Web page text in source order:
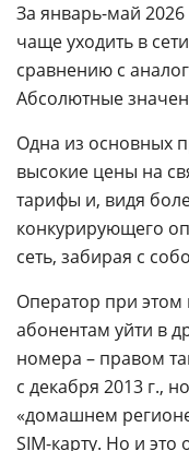
За январь-май 2026
чаще уходить в
сравнению с
Абсолютные
Одна из основных
высокие цены на
тарифы и, видя
конкурирующего
сеть, забирая с
Оператор при этом
абонентам уйти в
номера – правом
с декабря 2013 г.,
«домашнем
SIM-карту. Но и это